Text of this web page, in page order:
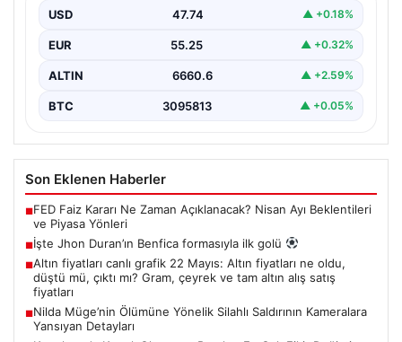
USD 47.74 ▲ +0.18%
EUR 55.25 ▲ +0.32%
ALTIN 6660.6 ▲ +2.59%
BTC 3095813 ▲ +0.05%
Son Eklenen Haberler
■FED Faiz Kararı Ne Zaman Açıklanacak? Nisan Ayı Beklentileri
ve Piyasa Yönleri
■İşte Jhon Duran’ın Benfica formasıyla ilk golü
■Altın fiyatları canlı grafik 22 Mayıs: Altın fiyatları ne oldu,
düştü mü, çıktı mı? Gram, çeyrek ve tam altın alış satış
fiyatları
■Nilda Müge’nin Ölümüne Yönelik Silahlı Saldırının Kameralara
Yansıyan Detayları